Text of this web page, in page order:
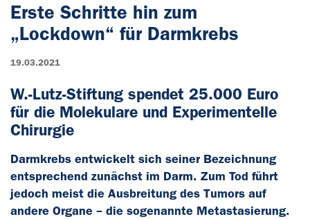
Erste Schritte hin zum
„Lockdown“ für Darmkrebs
19.03.2021
W.-Lutz-Stiftung spendet 25.000 Euro
für die Molekulare und Experimentelle
Chirurgie
Darmkrebs entwickelt sich seiner Bezeichnung
entsprechend zunächst im Darm. Zum Tod führt
jedoch meist die Ausbreitung des Tumors auf
andere Organe – die sogenannte Metastasierung.